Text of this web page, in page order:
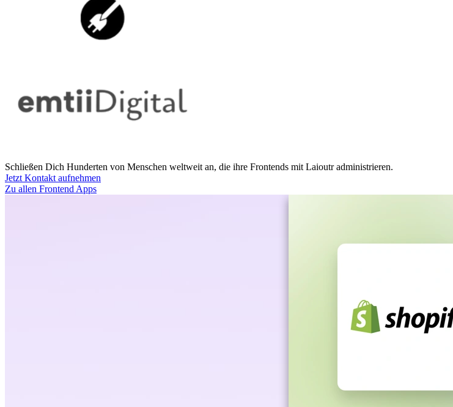
Schließen Dich Hunderten von Menschen weltweit an, die ihre Frontends mit Laioutr administrieren.
Jetzt Kontakt aufnehmen
Zu allen Frontend Apps